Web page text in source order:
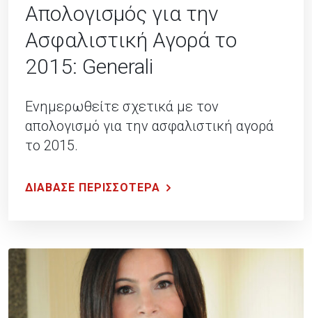
Απολογισμός για την
Ασφαλιστική Αγορά το
2015: Generali
Ενημερωθείτε σχετικά με τον
απολογισμό για την ασφαλιστική αγορά
το 2015.
ΔΙΑΒΑΣΕ ΠΕΡΙΣΣΟΤΕΡΑ